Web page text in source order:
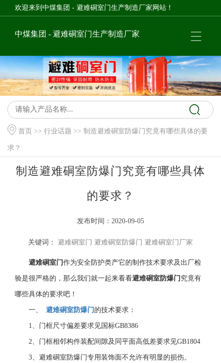
欢迎来到中煤集团 - 避难硐室门生产制造厂家网站！
中煤集团 - 避难硐室门生产制造厂家
首页 >>行业话题 >> 制造避难硐室防爆门究竟有哪些具体的要
求？
制造避难硐室防爆门究竟有哪些具体
的要求？
发布时间：2020-09-05
关键词： 避难硐室门 避难硐室防爆门 避难硐室门厂家
避难硐室门作为安全防护类产它的制作技术要求及出厂检
验是很严格的，那么我们就一起来看看避难硐室防爆门 究竟有
哪些具体的要求吧！
一、 避难硐室防爆门 的技术要求：
1 、门框尺寸偏差要求见国标GB8386
2 、门框相邻构件装配间隙及同平面高低差要求见GB1804
3 、避难硐室防爆门专用装饰面不允许有明显的损伤。